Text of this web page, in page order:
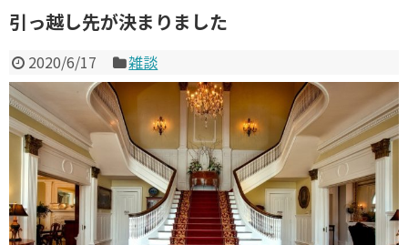
引っ越し先が決まりました
2020/6/17 雑談